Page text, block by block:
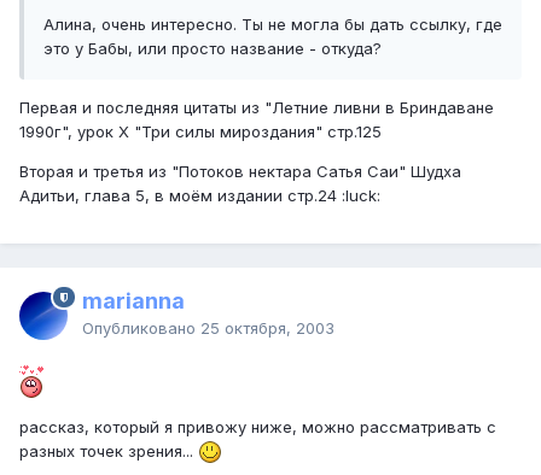
Алина, очень интересно. Ты не могла бы дать ссылку, где
это у Бабы, или просто название - откуда?
Первая и последняя цитаты из "Летние ливни в Бриндаване
1990г", урок X "Три силы мироздания" стр.125
Вторая и третья из "Потоков нектара Сатья Саи" Шудха
Адитьи, глава 5, в моём издании стр.24 :luck:
marianna
Опубликовано 25 октября, 2003
рассказ, который я привожу ниже, можно рассматривать с
разных точек зрения...